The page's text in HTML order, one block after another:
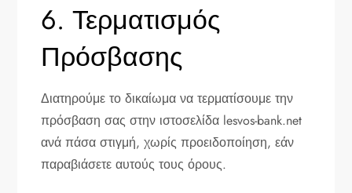
6. Τερματισμός
Πρόσβασης
Διατηρούμε το δικαίωμα να τερματίσουμε την
πρόσβαση σας στην ιστοσελίδα lesvos-bank.net
ανά πάσα στιγμή, χωρίς προειδοποίηση, εάν
παραβιάσετε αυτούς τους όρους.